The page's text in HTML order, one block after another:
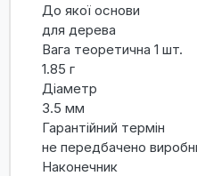
До якої основи
для дерева
Вага теоретична 1 шт.
1.85 г
Діаметр
3.5 мм
Гарантійний термін
не передбачено
Наконечник